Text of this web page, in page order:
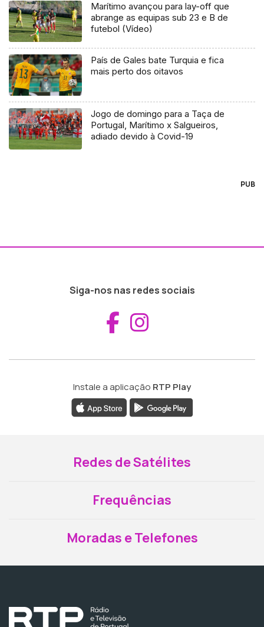
Marítimo avançou para lay-off que
abrange as equipas sub 23 e B de
futebol (Vídeo)
País de Gales bate Turquia e fica
mais perto dos oitavos
Jogo de domingo para a Taça de
Portugal, Marítimo x Salgueiros,
adiado devido à Covid-19
PUB
Siga-nos nas redes sociais
Aceder ao
Instale a aplicação RTP Play
Redes de Satélites
Frequências
Moradas e Telefones